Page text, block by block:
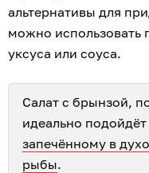
альтернативы для
можно использовать
уксуса или соуса.
Салат с брынзой,
идеально подойдёт
запечённому в
рыбы.